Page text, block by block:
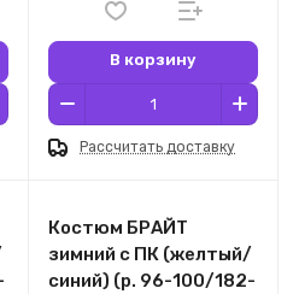
В корзину
Рассчитать доставку
Костюм БРАЙТ
зимний с ПК (желтый/
синий) (р. 96-100/182-